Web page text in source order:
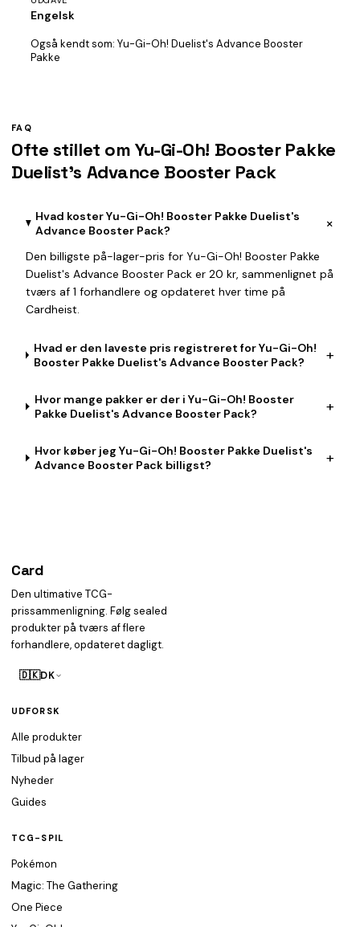
Engelsk
Også kendt som: Yu-Gi-Oh! Duelist's Advance Booster
Pakke
FAQ
Ofte stillet om Yu-Gi-Oh! Booster Pakke
Duelist's Advance Booster Pack
Hvad koster Yu-Gi-Oh! Booster Pakke Duelist's
Advance Booster Pack?
+
Den billigste på-lager-pris for Yu-Gi-Oh! Booster Pakke
Duelist's Advance Booster Pack er 20 kr, sammenlignet på
tværs af 1 forhandlere og opdateret hver time på
Cardheist.
Hvad er den laveste pris registreret for Yu-Gi-Oh!
Booster Pakke Duelist's Advance Booster Pack?
+
Hvor mange pakker er der i Yu-Gi-Oh! Booster
Pakke Duelist's Advance Booster Pack?
+
Hvor køber jeg Yu-Gi-Oh! Booster Pakke Duelist's
Advance Booster Pack billigst?
+
Card
Den ultimative TCG-
prissammenligning. Følg sealed
produkter på tværs af flere
forhandlere, opdateret dagligt.
🇩🇰DK
UDFORSK
Alle produkter
Tilbud på lager
Nyheder
Guides
TCG-SPIL
Pokémon
Magic: The Gathering
One Piece